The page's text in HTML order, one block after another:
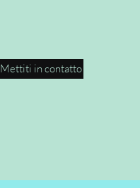
Mettiti in contatto